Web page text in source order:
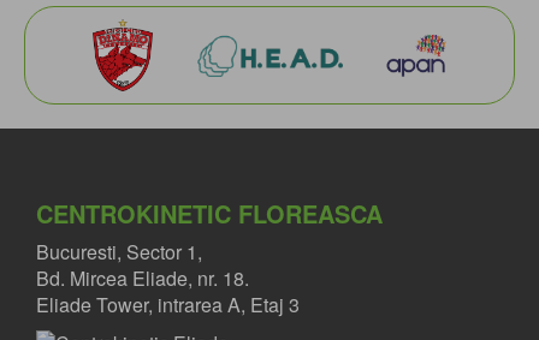
CENTROKINETIC FLOREASCA
Bucuresti, Sector 1,
Bd. Mircea Eliade, nr. 18.
Eliade Tower, intrarea A, Etaj 3